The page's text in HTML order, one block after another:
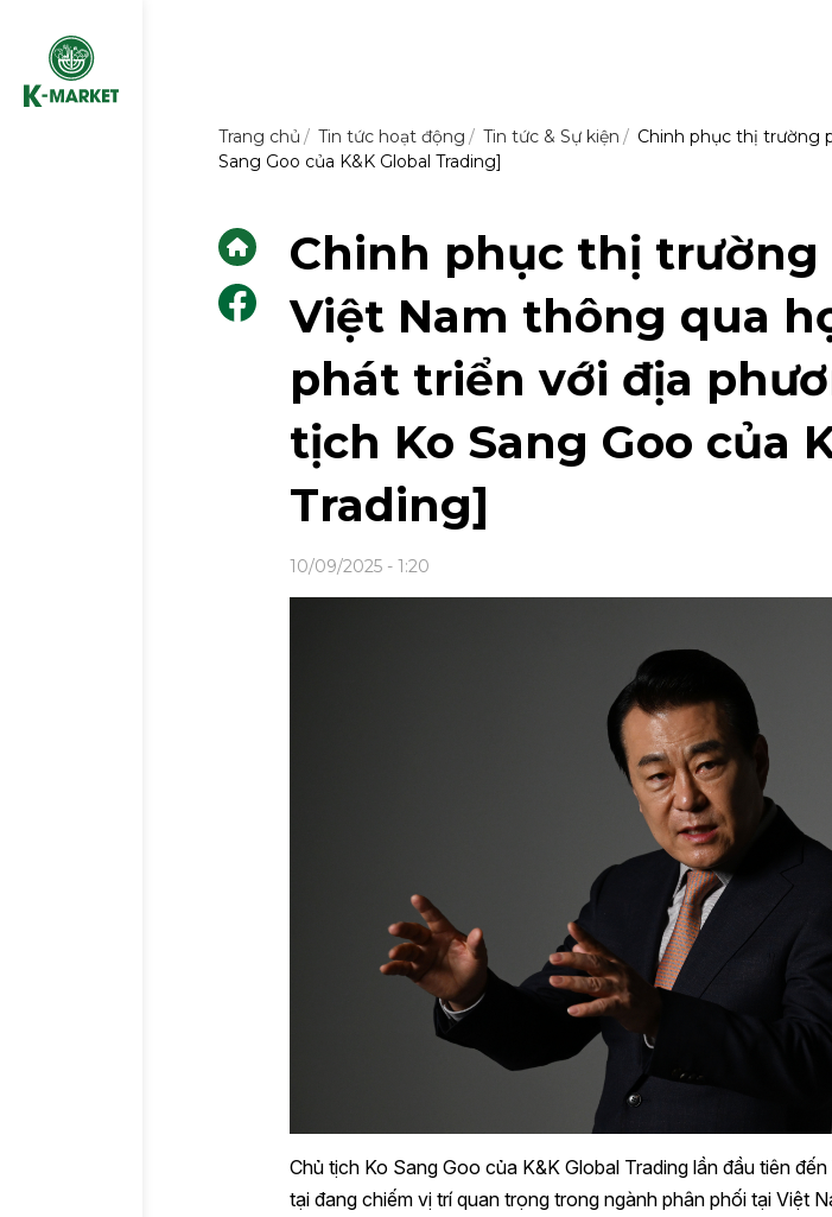
Trang chủ Tin tức hoạt động Tin tức & Sự kiện
Chinh phục thị trường
Sang Goo của K&K Global Trading]
Chinh phục thị trường
Việt Nam thông qua
phát triển với địa
tịch Ko Sang Goo của
Trading]
10/09/2025 - 1:20
Chủ tịch Ko Sang Goo của K&K Global Trading lần đầu tiên
tại đang chiếm vị trí quan trọng trong ngành phân phối tại Việt